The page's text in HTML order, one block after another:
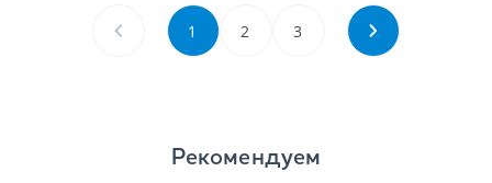
1 2 3
Рекомендуем